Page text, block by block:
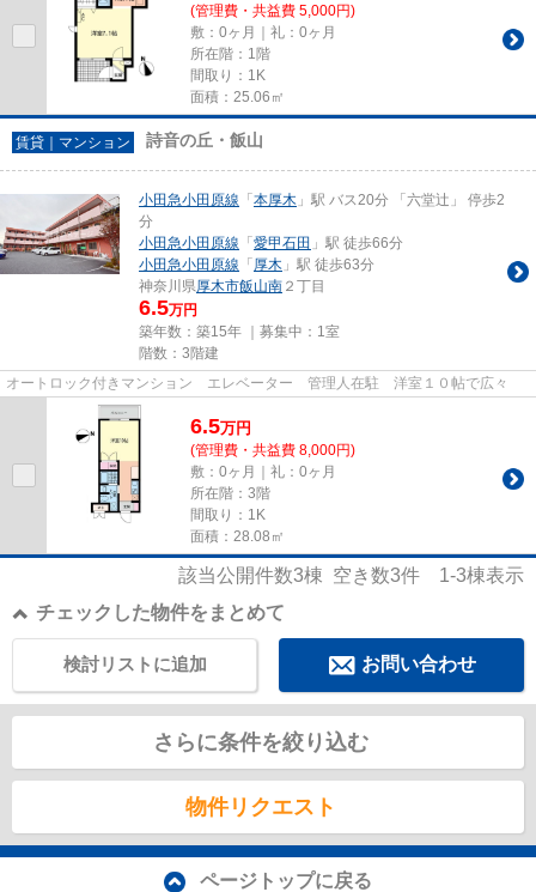
(管理費・共益費 5,000円)
敷：0ヶ月｜礼：0ヶ月
所在階：1階
間取り：1K
面積：25.06㎡
賃貸｜マンション 詩音の丘・飯山
小田急小田原線 「本厚木 」駅 バス20分 「六堂辻」 停歩2
分
小田急小田原線 「愛甲石田 」駅 徒歩66分
小田急小田原線 「厚木 」駅 徒歩63分
神奈川県厚木市飯山南 ２丁目
6.5万円
築年数：築15年 ｜募集中： 1室
階数：3階建
オートロック付きマンション エレベーター 管理人在駐 洋室１０帖で広々
6.5万円
(管理費・共益費 8,000円)
敷：0ヶ月｜礼：0ヶ月
所在階：3階
間取り：1K
面積：28.08㎡
該当公開件数3棟 空き数3件 1-3棟表示
チェックした物件をまとめて
お問い合わせ
検討リストに追加
さらに条件を絞り込む
物件リクエスト
ページトップに戻る